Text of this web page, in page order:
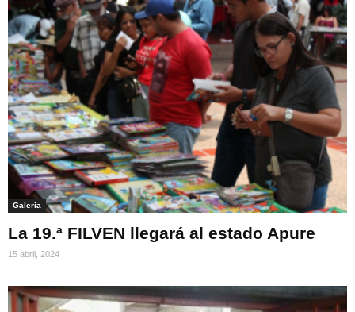
Galeria
La 19.ª FILVEN llegará al estado Apure
15 abril, 2024